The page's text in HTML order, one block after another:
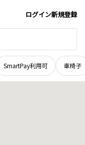
ログイン新規登録
SmartPay利用可 車椅子